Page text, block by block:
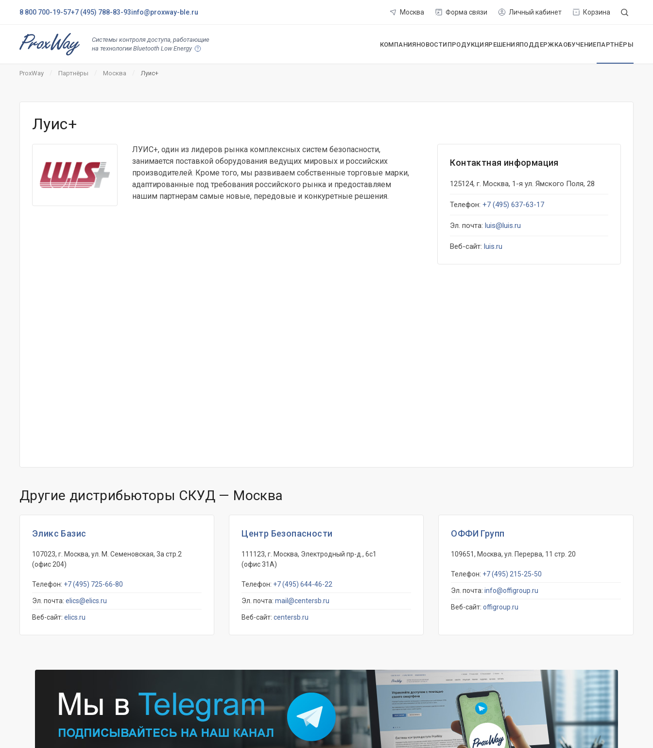
8 800 700-19-57+7 (495) 788-83-93info@proxway-ble.ru Москва Форма связи Личный кабинет Корзина
Системы контроля доступа, работающие
на технологии Bluetooth Low Energy
КОМПАНИЯНОВОСТИ ПРОДУКЦИЯРЕШЕНИЯПОДДЕРЖКАОБУЧЕНИЕПАРТНЁРЫ
ProxWay Партнёры Москва Луис+
Луис+
Контактная информация
125124, г. Москва, 1-я ул. Ямского Поля, 28
Телефон:+7 (495) 637-63-17
Эл. почта:luis@luis.ru
Веб-сайт:luis.ru
ЛУИС+, один из лидеров рынка комплексных систем безопасности,
занимается поставкой оборудования ведущих мировых и российских
производителей. Кроме того, мы развиваем собственные торговые марки,
адаптированные под требования российского рынка и предоставляем
нашим партнерам самые новые, передовые и конкуретные решения.
Другие дистрибьюторы СКУД — Москва
Эликс Базис
107023, г. Москва, ул. М. Семеновская, 3а стр.2
(офис 204)
Телефон: +7 (495) 725-66-80
Эл. почта: elics@elics.ru
Веб-сайт: elics.ru
Центр Безопасности
111123, г. Москва, Электродный пр-д., 6с1
(офис 31А)
Телефон: +7 (495) 644-46-22
Эл. почта:mail@centersb.ru
Веб-сайт:centersb.ru
ОФФИ Групп
109651, Москва, ул. Перерва, 11 стр. 20
Телефон: +7 (495) 215-25-50
Эл. почта:info@offigroup.ru
Веб-сайт:offigroup.ru